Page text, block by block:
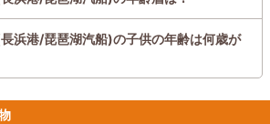
浜港/琵琶湖汽船)の子供の年齢は何歳が